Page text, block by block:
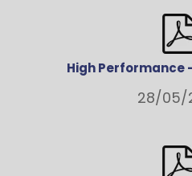
High Performance
28/05/